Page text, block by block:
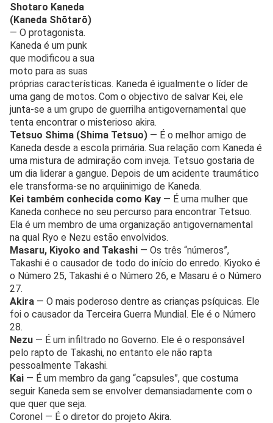
Shotaro Kaneda
(Kaneda Shōtarō)
— O protagonista.
Kaneda é um punk
que modificou a sua
moto para as suas
próprias características. Kaneda é igualmente o líder de
uma gang de motos. Com o objectivo de salvar Kei, ele
junta-se a um grupo de guerrilha antigovernamental que
tenta encontrar o misterioso akira.
Tetsuo Shima (Shima Tetsuo) — É o melhor amigo de
Kaneda desde a escola primária. Sua relação com Kaneda é
uma mistura de admiração com inveja. Tetsuo gostaria de
um dia liderar a gangue. Depois de um acidente traumático
ele transforma-se no arquiinimigo de Kaneda.
Kei também conhecida como Kay — É uma mulher que
Kaneda conhece no seu percurso para encontrar Tetsuo.
Ela é um membro de uma organização antigovernamental
na qual Ryo e Nezu estão envolvidos.
Masaru, Kiyoko and Takashi — Os três “números”,
Takashi é o causador de todo do início do enredo. Kiyoko é
o Número 25, Takashi é o Número 26, e Masaru é o Número
27.
Akira — O mais poderoso dentre as crianças psíquicas. Ele
foi o causador da Terceira Guerra Mundial. Ele é o Número
28.
Nezu — É um infiltrado no Governo. Ele é o responsável
pelo rapto de Takashi, no entanto ele não rapta
pessoalmente Takashi.
Kai — É um membro da gang “capsules”, que costuma
seguir Kaneda sem se envolver demansiadamente com o
que quer que seja.
Coronel — É o diretor do projeto Akira.